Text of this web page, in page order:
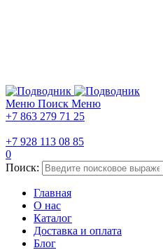
Меню Поиск Меню
+7 863 279 71 25
+7 928 113 08 85
0
Поиск:
Главная
О нас
Каталог
Доставка и оплата
Блог